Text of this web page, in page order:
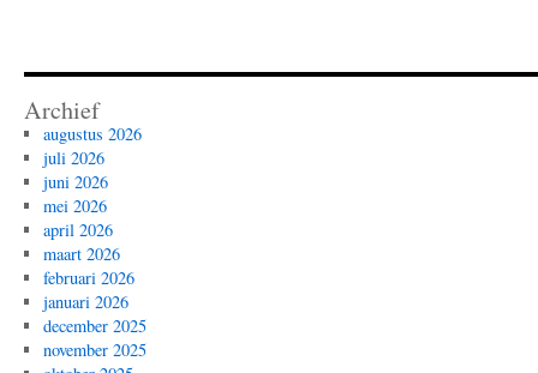
Archief
augustus 2026
juli 2026
juni 2026
mei 2026
april 2026
maart 2026
februari 2026
januari 2026
december 2025
november 2025